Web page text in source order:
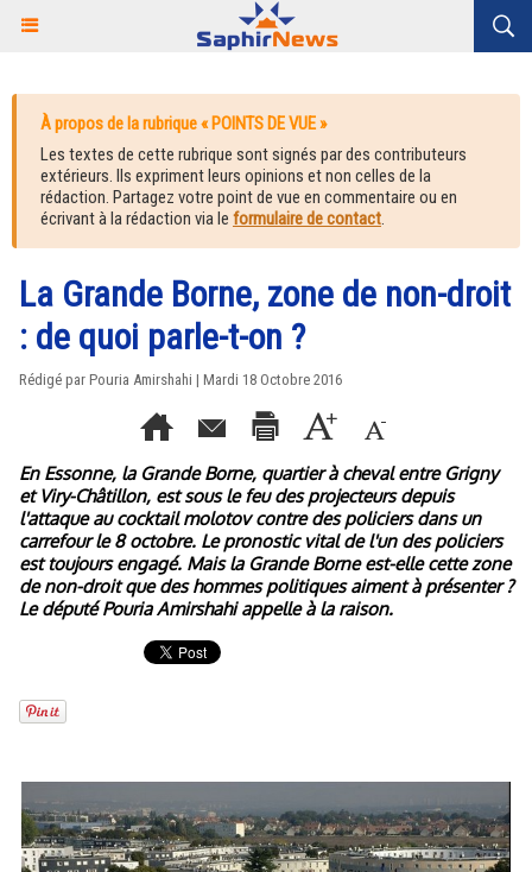
À propos de la rubrique « POINTS DE VUE »
Les textes de cette rubrique sont signés par des contributeurs
extérieurs. Ils expriment leurs opinions et non celles de la
rédaction. Partagez votre point de vue en commentaire ou en
écrivant à la rédaction via le formulaire de contact.
La Grande Borne, zone de non-droit
: de quoi parle-t-on ?
Rédigé par Pouria Amirshahi | Mardi 18 Octobre 2016
En Essonne, la Grande Borne, quartier à cheval entre Grigny
et Viry-Châtillon, est sous le feu des projecteurs depuis
l'attaque au cocktail molotov contre des policiers dans un
carrefour le 8 octobre. Le pronostic vital de l'un des policiers
est toujours engagé. Mais la Grande Borne est-elle cette zone
de non-droit que des hommes politiques aiment à présenter ?
Le député Pouria Amirshahi appelle à la raison.